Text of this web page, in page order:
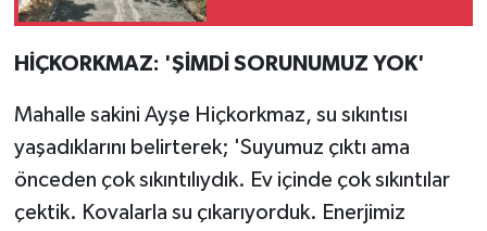
HİÇKORKMAZ: 'ŞİMDİ SORUNUMUZ YOK'
Mahalle sakini Ayşe Hiçkorkmaz, su sıkıntısı
yaşadıklarını belirterek; 'Suyumuz çıktı ama
önceden çok sıkıntılıydık. Ev içinde çok sıkıntılar
çektik. Kovalarla su çıkarıyorduk. Enerjimiz